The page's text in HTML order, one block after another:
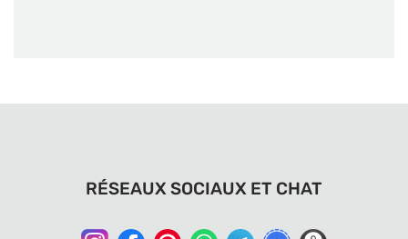
RÉSEAUX SOCIAUX ET CHAT